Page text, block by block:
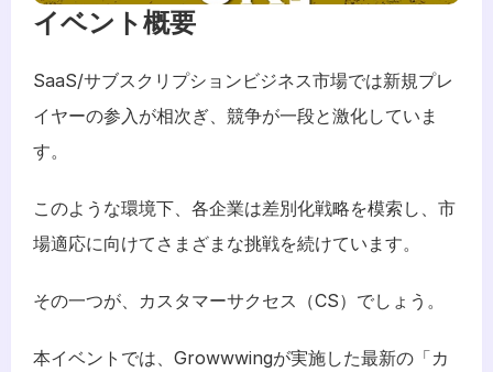
イベント概要
SaaS/サブスクリプションビジネス市場では新規プレ
イヤーの参入が相次ぎ、競争が一段と激化していま
す。
このような環境下、各企業は差別化戦略を模索し、市
場適応に向けてさまざまな挑戦を続けています。
その一つが、カスタマーサクセス（CS）でしょう。
本イベントでは、Growwwingが実施した最新の「カ